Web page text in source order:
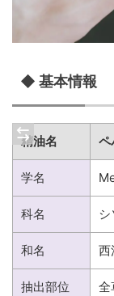
◆ 基本情報
精油名 ペ
学名
科名 シ
和名 西
抽出部位 全